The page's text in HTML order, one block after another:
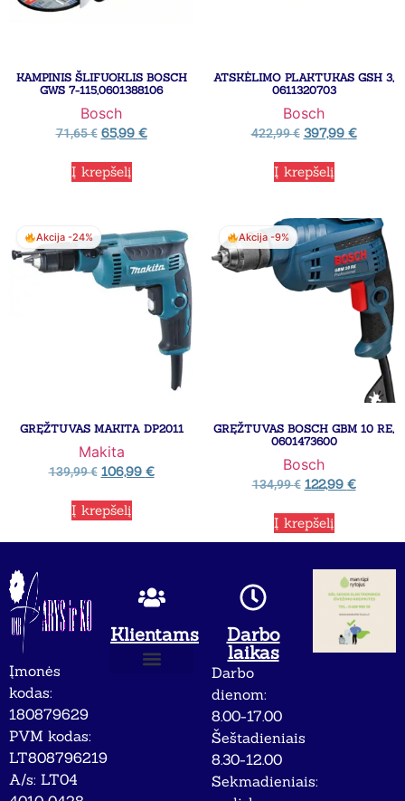
KAMPINIS ŠLIFUOKLIS BOSCH
GWS 7-115,0601388106
Bosch
71,65€ 65,99 €
Į krepšelį
ATSKĖLIMO PLAKTUKAS GSH 3,
0611320703
Bosch
422,99€ 397,99 €
Į krepšelį
Akcija -24%
GRĘŽTUVAS MAKITA DP2011
Makita
139,99€ 106,99 €
Į krepšelį
Akcija -9%
GRĘŽTUVAS BOSCH GBM 10 RE,
0601473600
Bosch
134,99€ 122,99 €
Į krepšelį
Įmonės
kodas:
180879629
PVM kodas:
LT808796219
A/s: LT04
Klientams
Darbo
laikas
Darbo
dienom:
8.00-17.00
Šeštadieniais
8.30-12.00
Sekmadieniais: